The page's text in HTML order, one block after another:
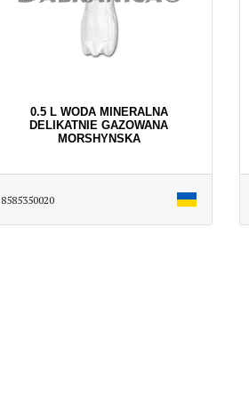
0.5 L WODA MINERALNA
DELIKATNIE GAZOWANA
MORSHYNSKA
8585350020